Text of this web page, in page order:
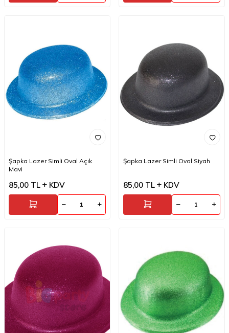
Şapka Lazer Simli Oval Açık
Mavi
85,00 TL KDV
Şapka Lazer Simli Oval Siyah
85,00 TL KDV